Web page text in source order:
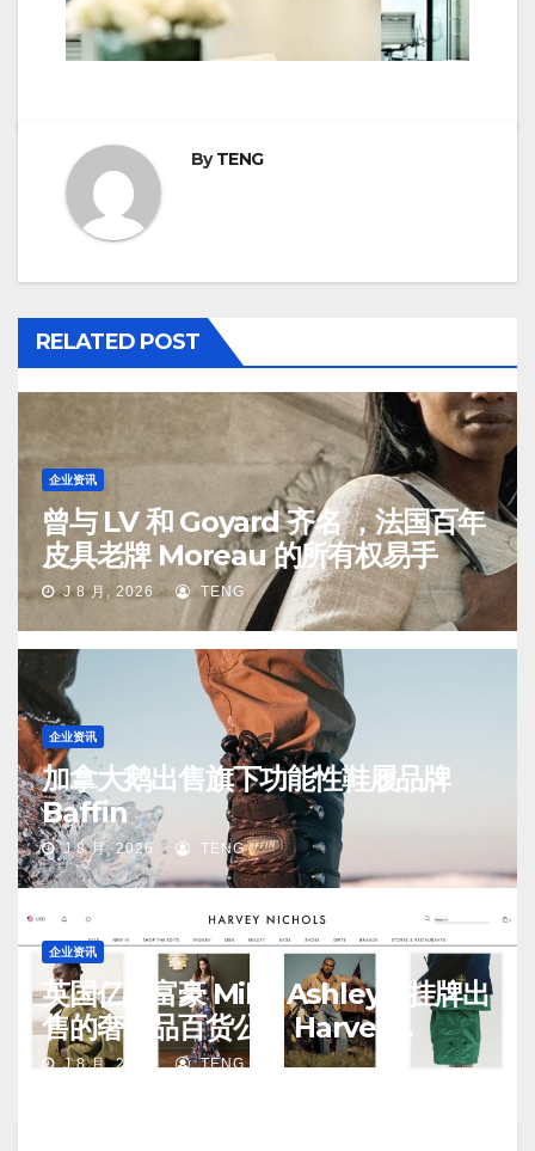
ByTENG
RELATED POST
企业资讯
曾与 LV 和 Goyard 齐名 ，法国百年
皮具老牌 Moreau 的所有权易手
J 8 月, 2026 TENG
企业资讯
加拿大鹅出售旗下功能性鞋履品牌
Baffin
J 8 月, 2026 TENG
企业资讯
英国亿万富豪 Mike Ashley：挂牌出
售的奢侈品百货公司 Harvey
Nichols 正陷入“死亡螺旋”
J 8 月, 2026 TENG